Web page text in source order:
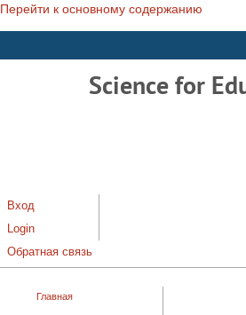
Перейти к основному содержанию
Science for
Вход
Login
Обратная связь
Главная